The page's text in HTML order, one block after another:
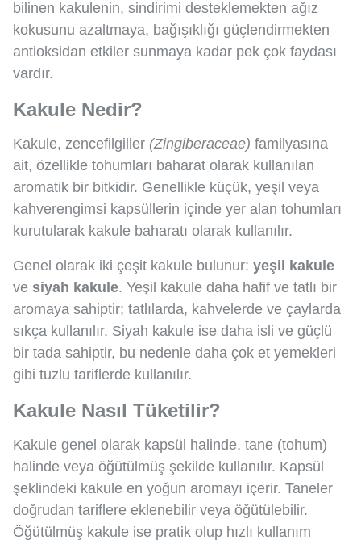
bilinen kakulenin, sindirimi desteklemekten ağız
kokusunu azaltmaya, bağışıklığı güçlendirmekten
antioksidan etkiler sunmaya kadar pek çok faydası
vardır.
Kakule Nedir?
Kakule, zencefilgiller (Zingiberaceae) familyasına
ait, özellikle tohumları baharat olarak kullanılan
aromatik bir bitkidir. Genellikle küçük, yeşil veya
kahverengimsi kapsüllerin içinde yer alan tohumları
kurutularak kakule baharatı olarak kullanılır.
Genel olarak iki çeşit kakule bulunur: yeşil kakule
ve siyah kakule. Yeşil kakule daha hafif ve tatlı bir
aromaya sahiptir; tatlılarda, kahvelerde ve çaylarda
sıkça kullanılır. Siyah kakule ise daha isli ve güçlü
bir tada sahiptir, bu nedenle daha çok et yemekleri
gibi tuzlu tariflerde kullanılır.
Kakule Nasıl Tüketilir?
Kakule genel olarak kapsül halinde, tane (tohum)
halinde veya öğütülmüş şekilde kullanılır. Kapsül
şeklindeki kakule en yoğun aromayı içerir. Taneler
doğrudan tariflere eklenebilir veya öğütülebilir.
Öğütülmüş kakule ise pratik olup hızlı kullanım